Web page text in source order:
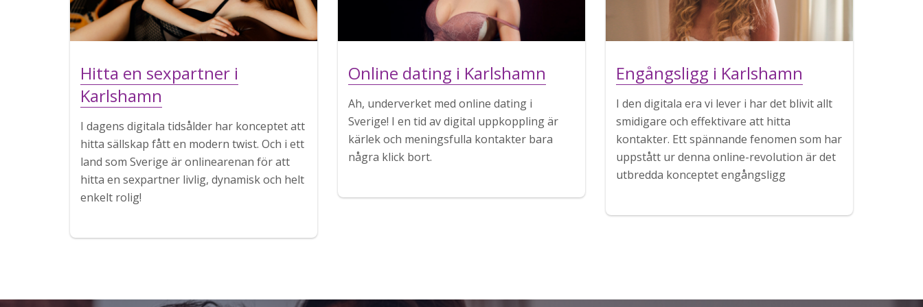
Hitta en sexpartner i
Karlshamn
I dagens digitala tidsålder har konceptet att
hitta sällskap fått en modern twist. Och i ett
land som Sverige är onlinearenan för att
hitta en sexpartner livlig, dynamisk och helt
enkelt rolig!
Online dating i Karlshamn
Ah, underverket med online dating i
Sverige! I en tid av digital uppkoppling är
kärlek och meningsfulla kontakter bara
några klick bort.
Engångsligg i Karlshamn
I den digitala era vi lever i har det blivit allt
smidigare och effektivare att hitta
kontakter. Ett spännande fenomen som har
uppstått ur denna online-revolution är det
utbredda konceptet engångsligg